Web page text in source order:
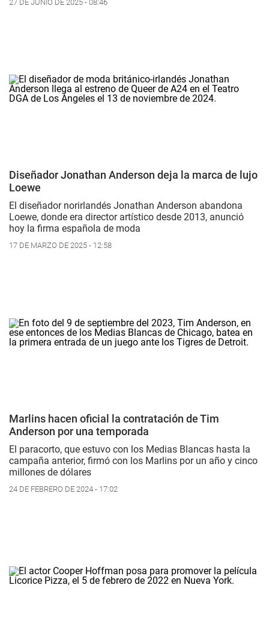
27 DE JUNIO DE 2025 - 08:46
Diseñador Jonathan Anderson deja la marca de lujo
Loewe
El diseñador norirlandés Jonathan Anderson abandona
Loewe, donde era director artístico desde 2013, anunció
hoy la firma española de moda
17 DE MARZO DE 2025 - 12:58
Marlins hacen oficial la contratación de Tim
Anderson por una temporada
El paracorto, que estuvo con los Medias Blancas hasta la
campaña anterior, firmó con los Marlins por un año y cinco
millones de dólares
24 DE FEBRERO DE 2024 - 17:02